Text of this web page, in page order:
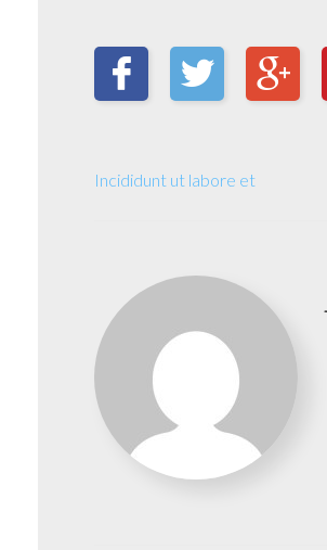
Incididunt ut labore et